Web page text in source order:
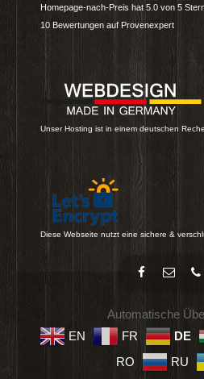
Homepage-nach-Preis hat 5.0 von 5
10 Bewertungen auf Provenexpert
Unser Hosting ist in einem deutschen
Diese Webseite nutzt eine sichere &
Automatische
EN
FR DE
RO
RU